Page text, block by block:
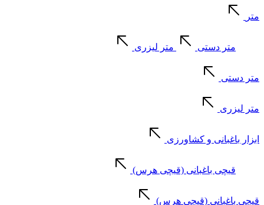
متر
متر دستی متر لیزری
متر دستی
متر لیزری
ابزار باغبانی و کشاورزی
قیچی باغبانی (قیچی هرس)
قیچی باغبانی (قیچی هرس)